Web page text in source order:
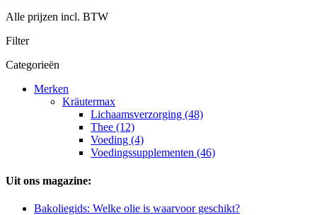
Alle prijzen incl. BTW
Filter
Categorieën
Merken
Kräutermax
Lichaamsverzorging (48)
Thee (12)
Voeding (4)
Voedingssupplementen (46)
Uit ons magazine:
Bakoliegids: Welke olie is waarvoor geschikt?